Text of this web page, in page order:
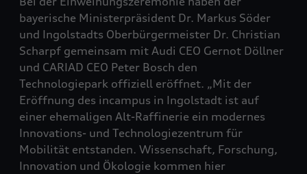
bayerische Ministerpräsident Dr. Markus Söder
und Ingolstadts Oberbürgermeister Dr. Christian
Scharpf gemeinsam mit Audi CEO Gernot Döllner
und CARIAD CEO Peter Bosch den
Technologiepark offiziell eröffnet. „Mit der
Eröffnung des incampus in Ingolstadt ist auf
einer ehemaligen Alt-Raffinerie ein modernes
Innovations- und Technologiezentrum für
Mobilität entstanden. Wissenschaft, Forschung,
Innovation und Ökologie kommen hier